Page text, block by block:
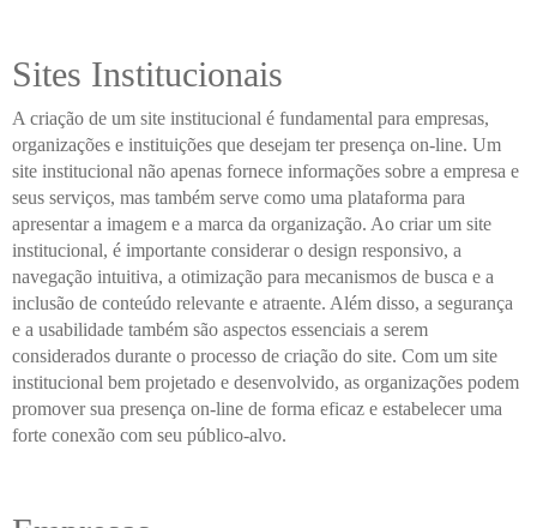
Sites Institucionais
A criação de um site institucional é fundamental para empresas,
organizações e instituições que desejam ter presença on-line. Um
site institucional não apenas fornece informações sobre a empresa e
seus serviços, mas também serve como uma plataforma para
apresentar a imagem e a marca da organização. Ao criar um site
institucional, é importante considerar o design responsivo, a
navegação intuitiva, a otimização para mecanismos de busca e a
inclusão de conteúdo relevante e atraente. Além disso, a segurança
e a usabilidade também são aspectos essenciais a serem
considerados durante o processo de criação do site. Com um site
institucional bem projetado e desenvolvido, as organizações podem
promover sua presença on-line de forma eficaz e estabelecer uma
forte conexão com seu público-alvo.